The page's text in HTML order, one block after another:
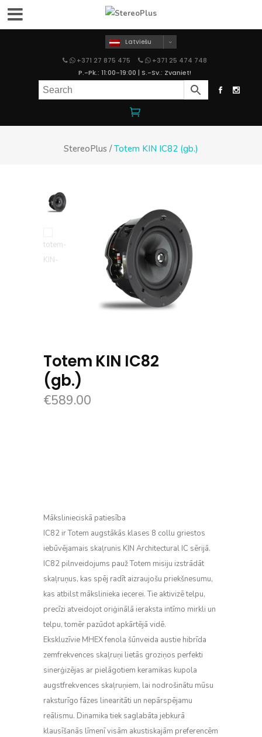
Latviešu
+371 27 875 475
+371 25 474 748
P.-Pk.: 11:00-19:00 | S.-Sv.: Zvaniet!
StereoPlus /Totem KIN IC82 (gb.)
Totem KIN IC82
(gb.)
€589.00
Mākslinieciskā patiesība
IC82 ir Totem augstākās klases 8 collu griestos
iebūvējamais skaļrunis KIN Architectural IC sērijā.
IC82 pilnveidojums pauž Totem misiju izstrādāt
skaļruņus, kas spēj radīt aizraujošu priekšnesumu,
kas atbilst mākslinieka iecerei. Tie aktivizē telpu,
precīzi atveidojot oriģinālā ieraksta intīmo mirkli un
telpu, tomēr pazūdot apkārtējā vidē.
Ekskluzīvie MHEX fenola šūnveida austie hibrīda
zemfrekvences skaļruņi lietās groziņos perfekti
sinerģizējas ar pielāgotiem keramikas kupola
augstfrekvences skaļruņiem, lai nodrošinātu mūsu
raksturīgo fāzes linearitāti un nepārspējamu
reālismu. Dinamika tiek saglabāta jebkurā
klausīšanās līmenī visām akustiskajām preferencēm